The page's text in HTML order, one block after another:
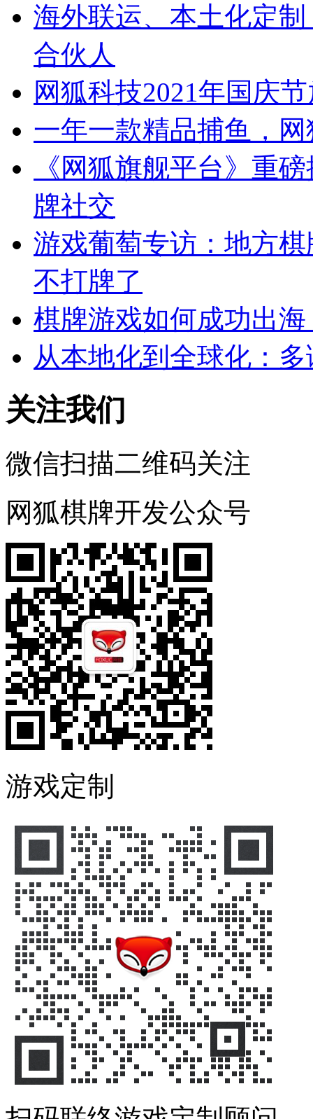
海外联运、本土化定
合伙人
网狐科技2021年国庆
一年一款精品捕鱼，
《网狐旗舰平台》重
牌社交
游戏葡萄专访：地方
不打牌了
棋牌游戏如何成功出
从本地化到全球化：
关注我们
微信扫描二维码关注
网狐棋牌开发公众号
游戏定制